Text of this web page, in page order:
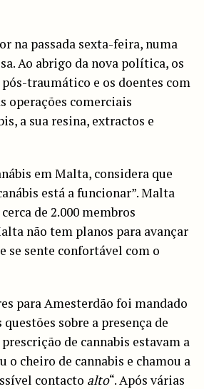
na passada sexta-feira, numa
Ao abrigo da nova política, os
traumático e os doentes com
operações comerciais
a sua resina, extractos e
em Malta, considera que
está a funcionar”. Malta
de 2.000 membros
não tem planos para avançar
se sente confortável com o
para Amesterdão foi mandado
sobre a presença de
de cannabis estavam a
o cheiro de cannabis e chamou a
contacto alto“. Após várias